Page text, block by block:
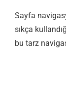
Sayfa
sıkça
bu tarz